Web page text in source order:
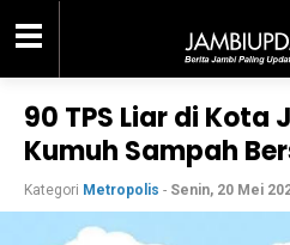
90 TPS Liar di
Kumuh Sampah
Kategori Metropolis - Senin, 20 Mei